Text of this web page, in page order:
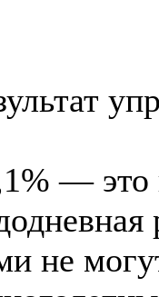
— это
не